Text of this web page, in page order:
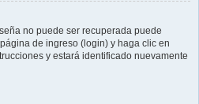
no puede ser recuperada puede
de ingreso (login) y haga clic en
y estará identificado nuevamente